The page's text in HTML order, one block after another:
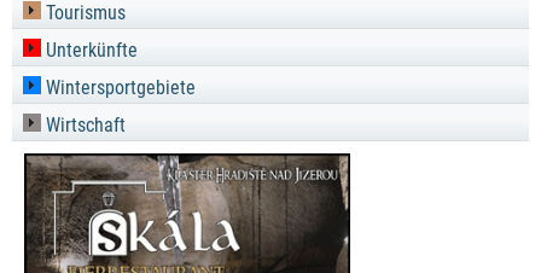
Tourismus
Unterkünfte
Wintersportgebiete
Wirtschaft